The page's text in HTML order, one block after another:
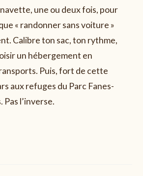
une ou deux fois, pour
« randonner sans voiture »
Calibre ton sac, ton rythme,
un hébergement en
Puis, fort de cette
aux refuges du Parc Fanes-
Pas l’inverse.